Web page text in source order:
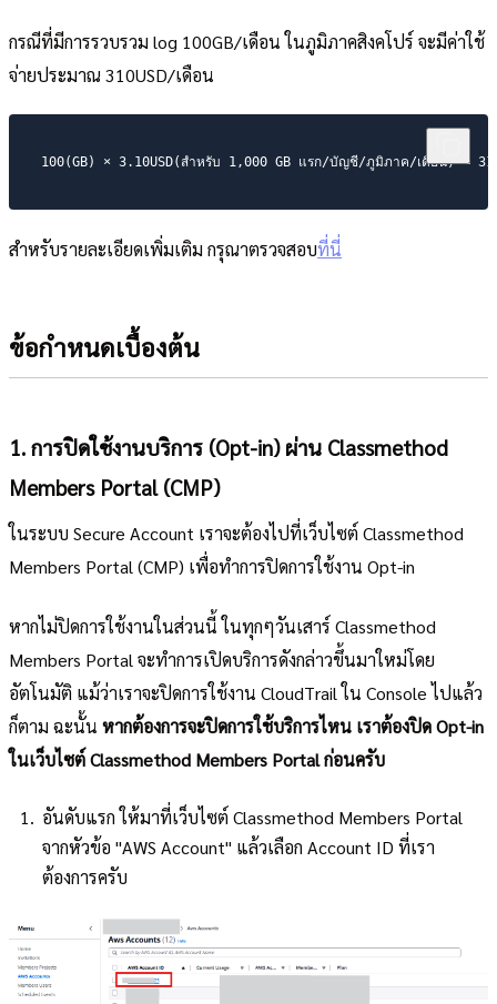
กรณีที่มีการรวบรวม log 100GB/เดือน ในภูมิภาคสิงคโปร์ จะมีค่าใช้
จ่ายประมาณ 310USD/เดือน
สำหรับรายละเอียดเพิ่มเติม กรุณาตรวจสอบที่นี่
ข้อกำหนดเบื้องต้น
1. การปิดใช้งานบริการ (Opt-in) ผ่าน Classmethod
Members Portal (CMP)
ในระบบ Secure Account เราจะต้องไปที่เว็บไซต์ Classmethod
Members Portal (CMP) เพื่อทำการปิดการใช้งาน Opt-in
หากไม่ปิดการใช้งานในส่วนนี้ ในทุกๆวันเสาร์ Classmethod
Members Portal จะทำการเปิดบริการดังกล่าวขึ้นมาใหม่โดย
อัตโนมัติ แม้ว่าเราจะปิดการใช้งาน CloudTrail ใน Console ไปแล้ว
ก็ตาม ฉะนั้น หากต้องการจะปิดการใช้บริการไหน เราต้องปิด Opt-in
ในเว็บไซต์ Classmethod Members Portal ก่อนครับ
อันดับแรก ให้มาที่เว็บไซต์ Classmethod Members Portal
จากหัวข้อ "AWS Account" แล้วเลือก Account ID ที่เรา
ต้องการครับ